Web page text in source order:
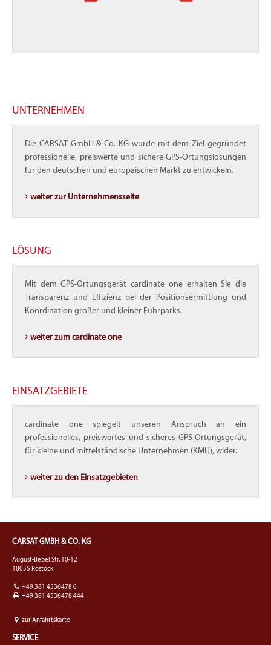
UNTERNEHMEN
Die CARSAT GmbH & Co. KG wurde mit dem Ziel gegründet
professionelle, preiswerte und sichere GPS-Ortungslösungen
für den deutschen und europäischen Markt zu entwickeln.
weiter zur Unternehmensseite
LÖSUNG
Mit dem GPS-Ortungsgerät cardinate one erhalten Sie die
Transparenz und Effizienz bei der Positionsermittlung und
Koordination großer und kleiner Fuhrparks.
weiter zum cardinate one
EINSATZGEBIETE
cardinate one spiegelt unseren Anspruch an ein
professionelles, preiswertes und sicheres GPS-Ortungsgerät,
für kleine und mittelständische Unternehmen (KMU), wider.
weiter zu den Einsatzgebieten
CARSAT GMBH & CO. KG
August-Bebel Str. 10-12
18055 Rostock
+49 381 4536478 6
+49 381 4536478 444
zur Anfahrtskarte
SERVICE